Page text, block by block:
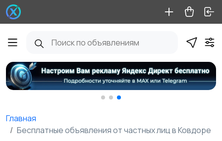
Главная
Бесплатные объявления от частных лиц в Ковдоре